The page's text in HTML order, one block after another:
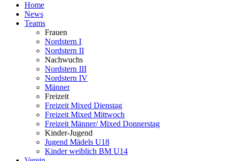
Home
News
Teams
Frauen
Nordstern I
Nordstern II
Nachwuchs
Nordstern III
Nordstern IV
Männer
Freizeit
Freizeit Mixed Dienstag
Freizeit Mixed Mittwoch
Freizeit Männer/ Mixed Donnerstag
Kinder-Jugend
Jugend Mädels U18
Kinder weiblich BM U14